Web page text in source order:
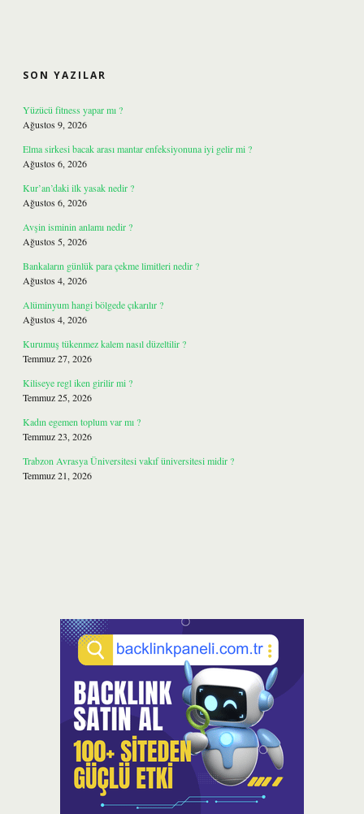
SON YAZILAR
Yüzücü fitness yapar mı ?
Ağustos 9, 2026
Elma sirkesi bacak arası mantar enfeksiyonuna iyi gelir mi ?
Ağustos 6, 2026
Kur’an’daki ilk yasak nedir ?
Ağustos 6, 2026
Avşin isminin anlamı nedir ?
Ağustos 5, 2026
Bankaların günlük para çekme limitleri nedir ?
Ağustos 4, 2026
Alüminyum hangi bölgede çıkarılır ?
Ağustos 4, 2026
Kurumuş tükenmez kalem nasıl düzeltilir ?
Temmuz 27, 2026
Kiliseye regl iken girilir mi ?
Temmuz 25, 2026
Kadın egemen toplum var mı ?
Temmuz 23, 2026
Trabzon Avrasya Üniversitesi vakıf üniversitesi midir ?
Temmuz 21, 2026